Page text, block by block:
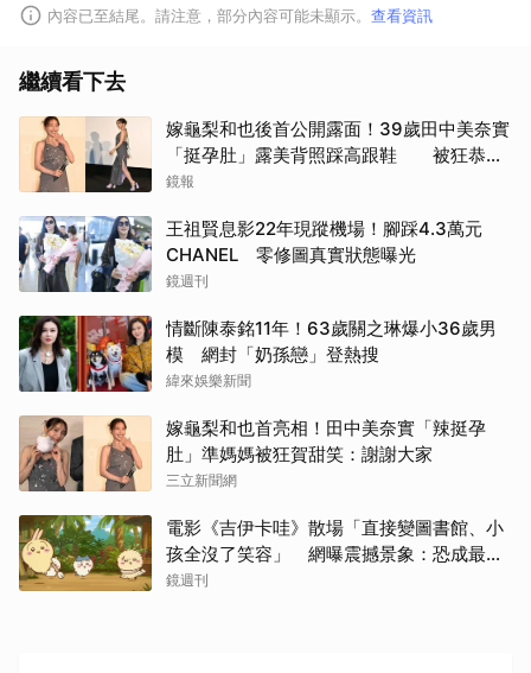
內容已至結尾。請注意，部分內容可能未顯示。 查看資訊
繼續看下去
嫁龜梨和也後首公開露面！39歲田中美奈實
「挺孕肚」露美背照踩高跟鞋 被狂恭喜
甜笑：謝謝大家
鏡報
王祖賢息影22年現蹤機場！腳踩4.3萬元
CHANEL 零修圖真實狀態曝光
鏡週刊
情斷陳泰銘11年！63歲關之琳爆小36歲男
模 網封「奶孫戀」登熱搜
緯來娛樂新聞
嫁龜梨和也首亮相！田中美奈實「辣挺孕
肚」準媽媽被狂賀甜笑：謝謝大家
三立新聞網
電影《吉伊卡哇》散場「直接變圖書館、小
孩全沒了笑容」 網曝震撼景象：恐成最新
童年陰影
鏡週刊